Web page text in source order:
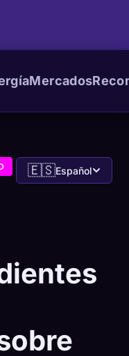
Mercados
🇪🇸Español